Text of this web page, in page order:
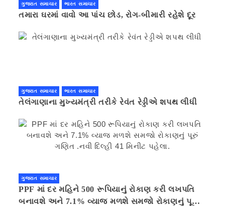
ગુજરાત સમાચાર ભારત સમાચાર
તમારા ઘરમાં વાવો આ પાંચ છોડ, રોગ-બીમારી રહેશે દૂર
ગુજરાત સમાચાર ભારત સમાચાર
તેલંગાણાના મુખ્યમંત્રી તરીકે રેવંત રેડ્ડીએ શપથ લીધી
ગુજરાત સમાચાર
PPF માં દર મહિને 500 રૂપિયાનું રોકાણ કરી લખપતિ
બનાવશે અને 7.1% વ્યાજ મળશે સમજો રોકાણનું પૂરું